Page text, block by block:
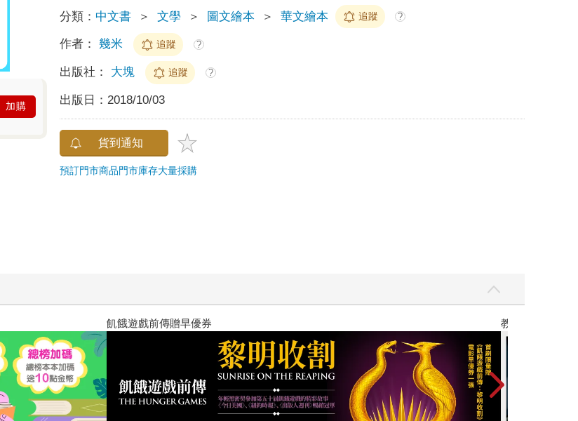
加購
分類： 中文書 ＞ 文學 ＞ 圖文繪本 ＞ 華文繪本 追蹤 ?
作者： 幾米 追蹤 ?
出版社： 大塊 追蹤 ?
出版日： 2018/10/03
貨到通知
預訂門市商品門市庫存大量採購
十字殺手【艾迪．弗林系列 前傳】 世界上最透明